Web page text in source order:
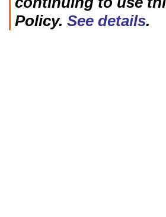
Policy. See details.